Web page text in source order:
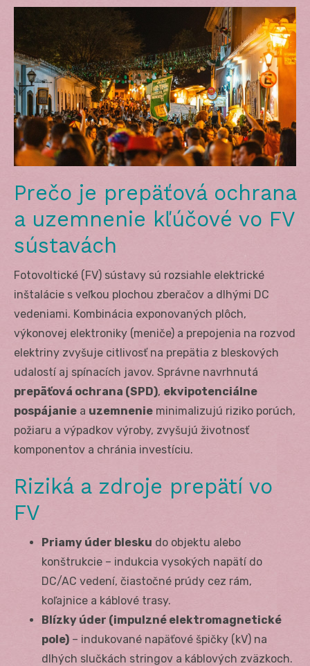
Prečo je prepäťová ochrana
a uzemnenie kľúčové vo FV
sústavách
Fotovoltické (FV) sústavy sú rozsiahle elektrické
inštalácie s veľkou plochou zberačov a dlhými DC
vedeniami. Kombinácia exponovaných plôch,
výkonovej elektroniky (meniče) a prepojenia na rozvod
elektriny zvyšuje citlivosť na prepätia z bleskových
udalostí aj spínacích javov. Správne navrhnutá
prepäťová ochrana (SPD), ekvipotenciálne
pospájanie a uzemnenie minimalizujú riziko porúch,
požiaru a výpadkov výroby, zvyšujú životnosť
komponentov a chránia investíciu.
Riziká a zdroje prepätí vo
FV
Priamy úder blesku do objektu alebo
konštrukcie – indukcia vysokých napätí do
DC/AC vedení, čiastočné prúdy cez rám,
koľajnice a káblové trasy.
Blízky úder (impulzné elektromagnetické
pole) – indukované napäťové špičky (kV) na
dlhých slučkách stringov a káblových zväzkoch.